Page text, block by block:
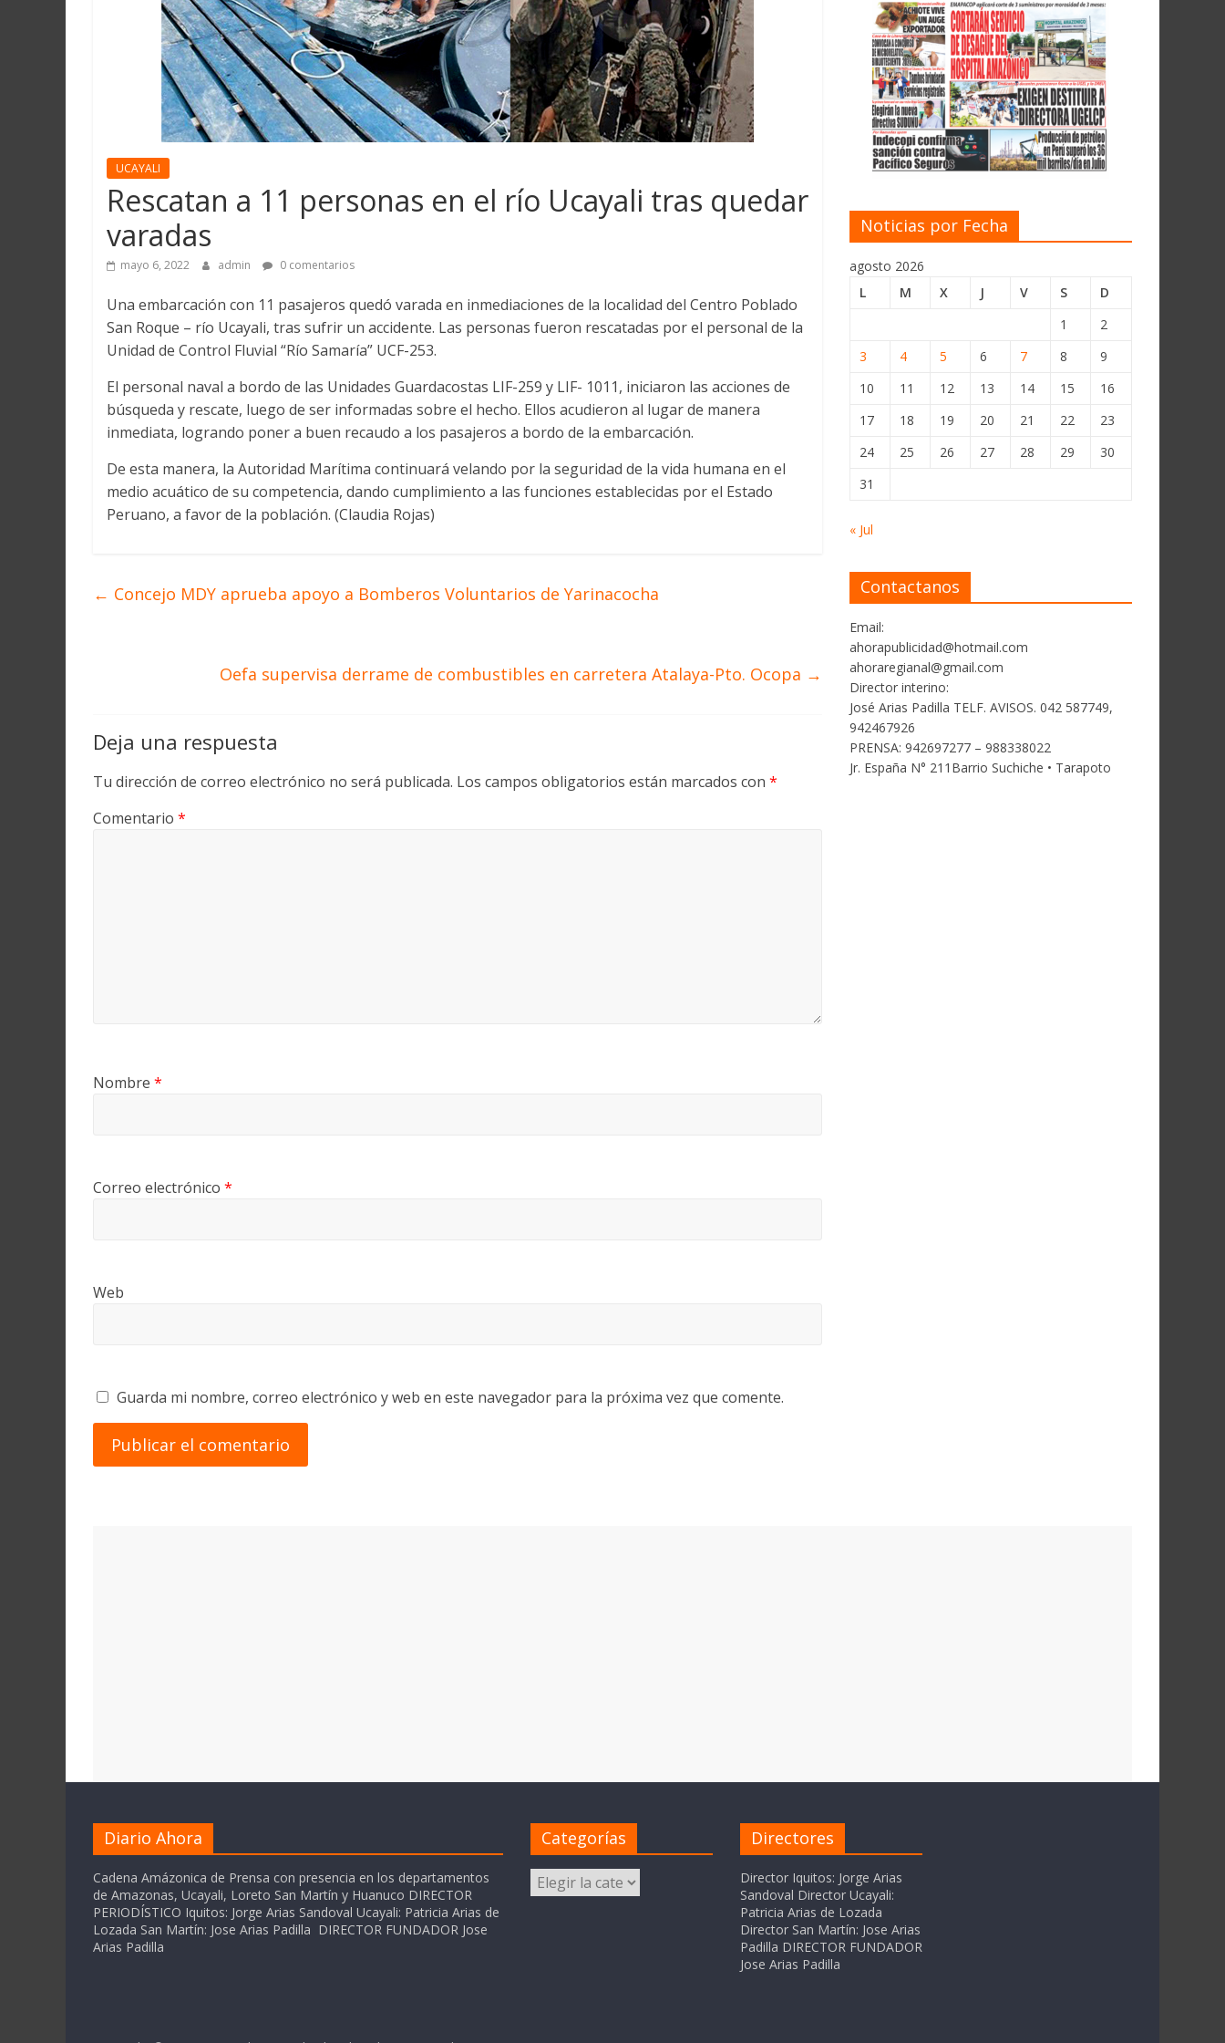
UCAYALI
Rescatan a 11 personas en el río Ucayali tras quedar
varadas
mayo 6, 2022 admin 0 comentarios
Una embarcación con 11 pasajeros quedó varada en inmediaciones de la localidad del Centro Poblado
San Roque – río Ucayali, tras sufrir un accidente. Las personas fueron rescatadas por el personal de la
Unidad de Control Fluvial “Río Samaría” UCF-253.
El personal naval a bordo de las Unidades Guardacostas LIF-259 y LIF- 1011, iniciaron las acciones de
búsqueda y rescate, luego de ser informadas sobre el hecho. Ellos acudieron al lugar de manera
inmediata, logrando poner a buen recaudo a los pasajeros a bordo de la embarcación.
De esta manera, la Autoridad Marítima continuará velando por la seguridad de la vida humana en el
medio acuático de su competencia, dando cumplimiento a las funciones establecidas por el Estado
Peruano, a favor de la población. (Claudia Rojas)
← Concejo MDY aprueba apoyo a Bomberos Voluntarios de Yarinacocha
Oefa supervisa derrame de combustibles en carretera Atalaya-Pto. Ocopa →
Deja una respuesta
Tu dirección de correo electrónico no será publicada. Los campos obligatorios están marcados con *
Comentario *
Nombre *
Correo electrónico *
Web
Guarda mi nombre, correo electrónico y web en este navegador para la próxima vez que comente.
Noticias por Fecha
agosto 2026
L
M X J V S
D
1
2
3
4 5 6 7 8
9
10
11 12 13 14 15
16
17
18 19 20 21 22
23
24
25 26 27 28 29
30
31
« Jul
Contactanos
Email:
ahorapublicidad@hotmail.com
ahoraregianal@gmail.com
Director interino:
José Arias Padilla TELF. AVISOS. 042 587749,
942467926
PRENSA: 942697277 – 988338022
Jr. España N° 211Barrio Suchiche • Tarapoto
Diario Ahora
Cadena Amázonica de Prensa con presencia en los departamentos
de Amazonas, Ucayali, Loreto San Martín y Huanuco DIRECTOR
PERIODÍSTICO Iquitos: Jorge Arias Sandoval Ucayali: Patricia Arias de
Lozada San Martín: Jose Arias Padilla DIRECTOR FUNDADOR Jose
Arias Padilla
Categorías
Categorías
Directores
Director Iquitos: Jorge Arias
Sandoval Director Ucayali:
Patricia Arias de Lozada
Director San Martín: Jose Arias
Padilla DIRECTOR FUNDADOR
Jose Arias Padilla